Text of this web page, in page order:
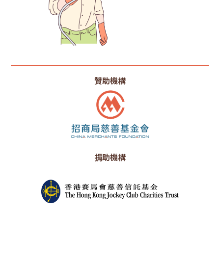
贊助機構
捐助機構